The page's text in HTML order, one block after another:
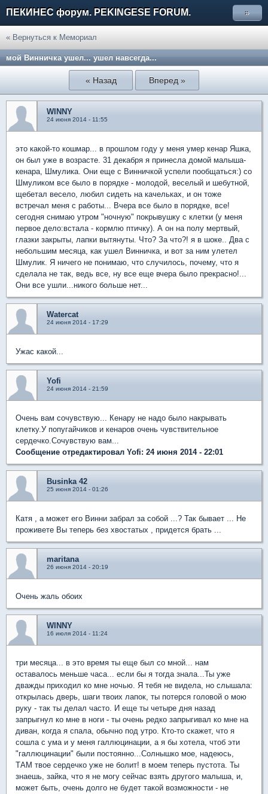
ПЕКИНЕС форум. PEKINGESE FORUM. »
« Вернуться к Мемориал
мой Винничка ушел... ушел навсегда...
« Назад Вперед »
WINNY
24 июня 2014 - 11:55
это какой-то кошмар... в прошлом году у меня умер кенар Яшка,
он был уже в возрасте. 31 декабря я принесла домой малыша-
кенара, Шмулика. Они еще с Винничкой успели пообщаться:) со
Шмуликом все было в порядке - молодой, веселый и шебутной,
щебетал весело, любил сидеть на качельках, и он тоже
встречал меня с работы... Вчера все было в порядке, все!
сегодня снимаю утром "ночную" покрывушку с клетки (у меня
первое дело:встала - кормлю птичку). А он на полу мертвый,
глазки закрыты, лапки вытянуты. Что? За что?! я в шоке.. Два с
небольшим месяца, как ушел Винничка, и вот за ним улетел
Шмулик. Я ничего не понимаю, что случилось, почему, что я
сделала не так, ведь все, ну все еще вчера было прекрасно!...
Они все ушли...никого больше нет...
Watercat
24 июня 2014 - 17:29
Ужас какой...
Yofi
24 июня 2014 - 21:59
Очень вам сочувствую... Кенару не надо было накрывать
клетку.У попугайчиков и кенаров очень чувствительное
сердечко.Сочувствую вам...
Сообщение отредактировал Yofi: 24 июня 2014 - 22:01
Businka 42
25 июня 2014 - 01:26
Катя , а может его Винни забрал за собой ...? Так бывает ... Не
проживете Вы теперь без хвостатых , придется брать ...
maritana
26 июня 2014 - 20:19
Очень жаль обоих
WINNY
16 июля 2014 - 11:24
три месяца... в это время ты еще был со мной... нам
оставалось меньше часа... если бы я тогда знала...Ты уже
дважды приходил ко мне ночью. Я тебя не видела, но слышала:
открылась дверь, шаги твоих лапок, ты потерся головой о мою
руку - так ты делал часто. И еще ты четыре дня назад
запрыгнул ко мне в ноги - ты очень редко запрыгивал ко мне на
диван, когда я спала, обычно под утро. Кто-то скажет, что я
сошла с ума и у меня галлюцинации, а я бы хотела, чтоб эти
"галлюцинации" были постоянно...Солнышко мое, надеюсь,
ТАМ твое сердечко уже не болит! в моем теперь пустота. Ты
знаешь, зайка, что я не могу сейчас взять другого малыша, и,
может быть, очень долго не будет такой возможности - не